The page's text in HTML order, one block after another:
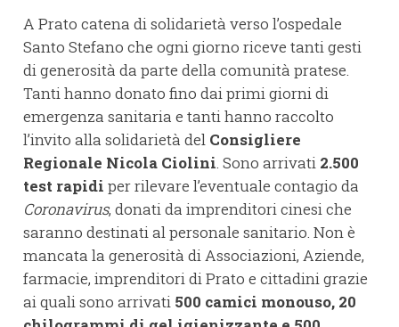
A Prato catena di solidarietà verso l’ospedale
Santo Stefano che ogni giorno riceve tanti gesti
di generosità da parte della comunità pratese.
Tanti hanno donato fino dai primi giorni di
emergenza sanitaria e tanti hanno raccolto
l’invito alla solidarietà del Consigliere
Regionale Nicola Ciolini. Sono arrivati 2.500
test rapidi per rilevare l’eventuale contagio da
Coronavirus, donati da imprenditori cinesi che
saranno destinati al personale sanitario. Non è
mancata la generosità di Associazioni, Aziende,
farmacie, imprenditori di Prato e cittadini grazie
ai quali sono arrivati 500 camici monouso, 20